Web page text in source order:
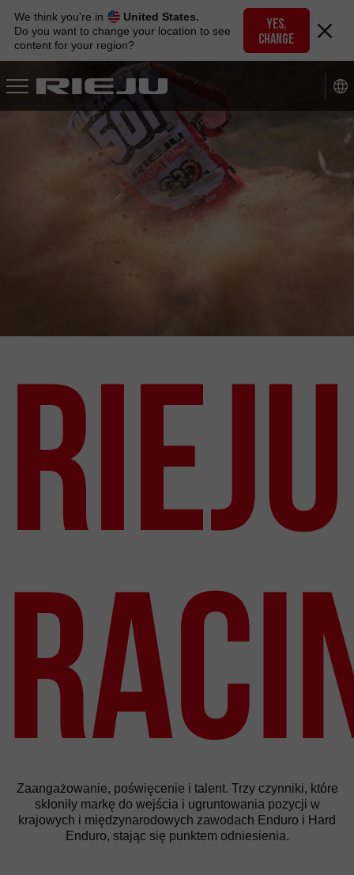
navigation
content
We think you're in
United States.
Do you want to change your location to see
content for your region?
YES,
CHANGE
Rieju
Zaangażowanie, poświęcenie i talent. Trzy czynniki, które
skłoniły markę do wejścia i ugruntowania pozycji w
krajowych i międzynarodowych zawodach Enduro i Hard
Enduro, stając się punktem odniesienia.